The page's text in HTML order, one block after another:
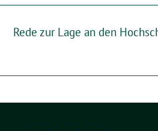
Rede zur Lage an den